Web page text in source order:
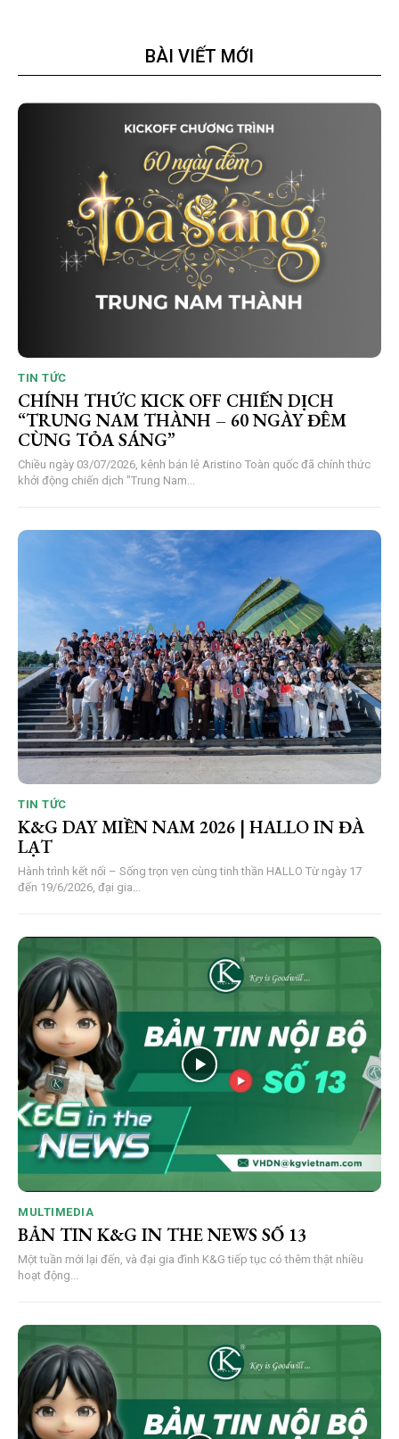
BÀI VIẾT MỚI
TIN TỨC
CHÍNH THỨC KICK OFF CHIẾN DỊCH
“TRUNG NAM THÀNH – 60 NGÀY ĐÊM
CÙNG TỎA SÁNG”
Chiều ngày 03/07/2026, kênh bán lẻ Aristino Toàn quốc đã chính thức
khởi động chiến dịch "Trung Nam...
TIN TỨC
K&G DAY MIỀN NAM 2026 | HALLO IN ĐÀ
LẠT
Hành trình kết nối – Sống trọn vẹn cùng tinh thần HALLO Từ ngày 17
đến 19/6/2026, đại gia...
MULTIMEDIA
BẢN TIN K&G IN THE NEWS SỐ 13
Một tuần mới lại đến, và đại gia đình K&G tiếp tục có thêm thật nhiều
hoạt động...